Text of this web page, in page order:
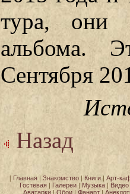
тура, они
альбома.
Сентября
Назад
[ Главная| Знакомство| Книги| Арт-
Гостевая | Галереи | Музыка | Видео
Аватарки | Обои | Фанарт |